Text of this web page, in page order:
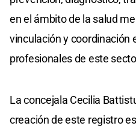
en el ámbito de la salud
vinculación y coordinación
profesionales de este
La concejala Cecilia
creación de este registro